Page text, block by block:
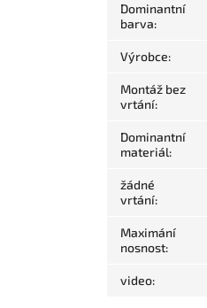
Dominantní
barva:
Výrobce:
Montáž bez
vrtání:
Dominantní
materiál:
žádné
vrtání:
Maximání
nosnost:
video: